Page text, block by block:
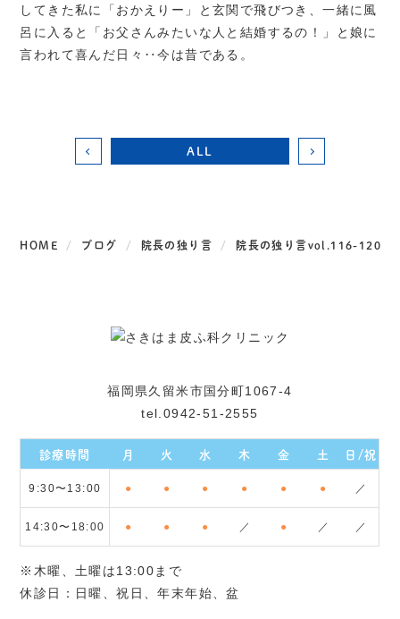
してきた私に「おかえりー」と玄関で飛びつき、一緒に風
呂に入ると「お父さんみたいな人と結婚するの！」と娘に
言われて喜んだ日々‥今は昔である。
ALL
HOME ブログ 院長の独り言 院長の独り言vol.116-120
福岡県久留米市国分町1067-4
tel.0942-51-2555
診療時間 月 火 水 木 金 土 日/祝
9:30〜13:00 ● ● ● ● ● ● ／
14:30〜18:00 ● ● ● ／ ● ／ ／
※木曜、土曜は13:00まで
休診日：日曜、祝日、年末年始、盆